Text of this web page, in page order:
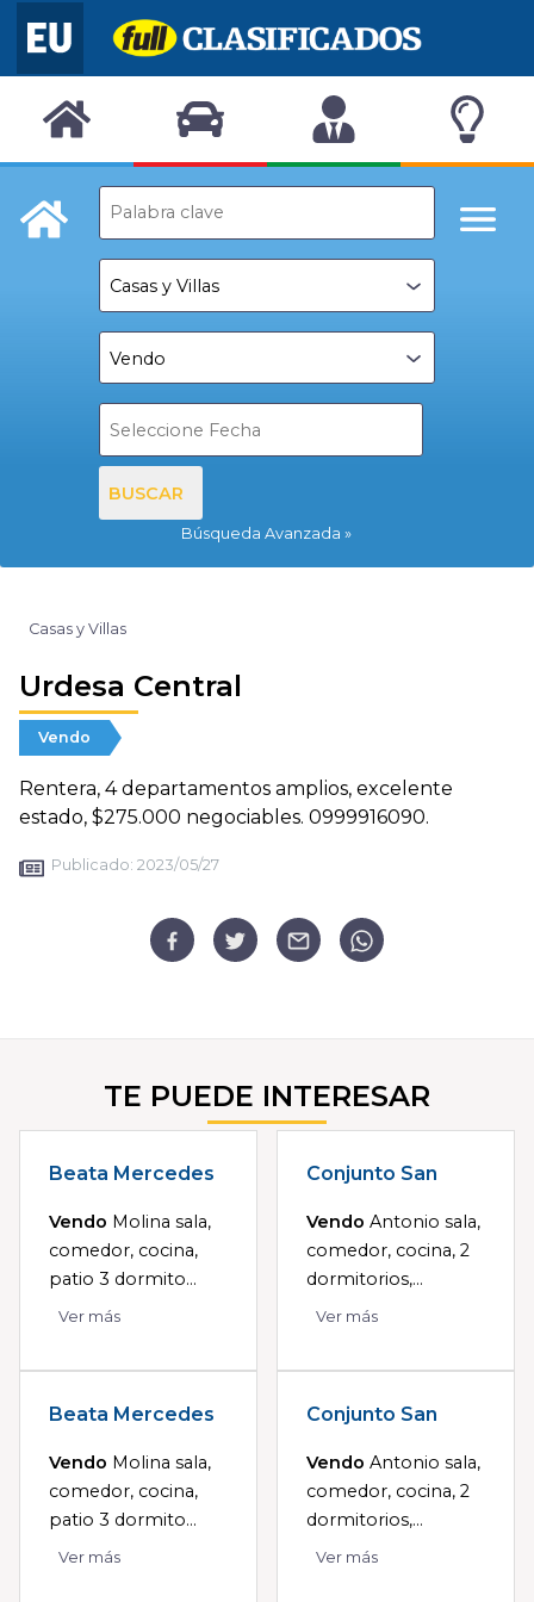
BUSCAR
Búsqueda Avanzada
Casas y Villas
Urdesa Central
Vendo
Rentera, 4 departamentos amplios, excelente
estado, $275.000 negociables. 0999916090.
Publicado: 2023/05/27
TE PUEDE INTERESAR
Beata Mercedes
Vendo Molina sala,
comedor, cocina,
patio 3 dormito...
Ver más
Conjunto San
Vendo Antonio sala,
comedor, cocina, 2
dormitorios,...
Ver más
Beata Mercedes
Vendo Molina sala,
comedor, cocina,
patio 3 dormito...
Ver más
Conjunto San
Vendo Antonio sala,
comedor, cocina, 2
dormitorios,...
Ver más